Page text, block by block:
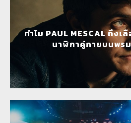
ทำไม PAUL MESCAL ถึงเ
นาฬิกาคู่กายบนพร